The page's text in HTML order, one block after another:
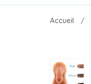
Accueil